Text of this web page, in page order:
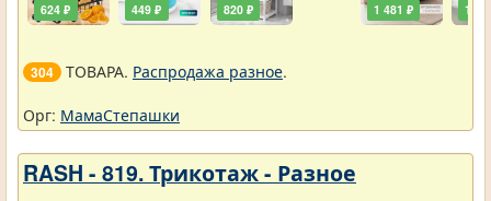
624 ₽ 449 ₽ 820 ₽ 1 481 ₽ 111
304 ТОВАРА. Распродажа разное.
Орг: МамаСтепашки
RASH - 819. Трикотаж - Разное